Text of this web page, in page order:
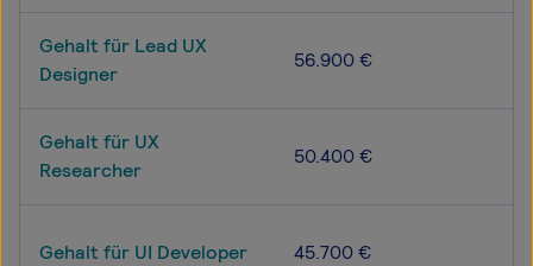
Gehalt für Lead UX
Designer
56.900 €
Gehalt für UX
Researcher
50.400 €
Gehalt für UI Developer 45.700 €